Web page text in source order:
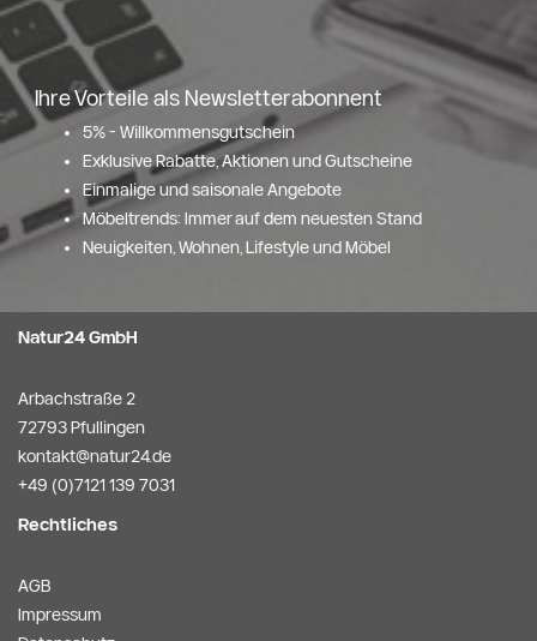
Ihre Vorteile als Newsletterabonnent
5% - Willkommensgutschein
Exklusive Rabatte, Aktionen und Gutscheine
Einmalige und saisonale Angebote
Möbeltrends: Immer auf dem neuesten Stand
Neuigkeiten, Wohnen, Lifestyle und Möbel
Natur24 GmbH
Arbachstraße 2
72793 Pfullingen
kontakt@natur24.de
+49 (0)7121 139 7031
Rechtliches
AGB
Impressum